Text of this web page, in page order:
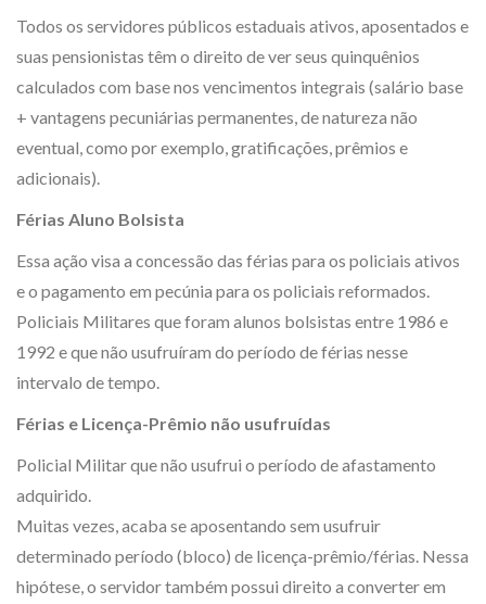
Todos os servidores públicos estaduais ativos, aposentados e
suas pensionistas têm o direito de ver seus quinquênios
calculados com base nos vencimentos integrais (salário base
+ vantagens pecuniárias permanentes, de natureza não
eventual, como por exemplo, gratificações, prêmios e
adicionais).
Férias Aluno Bolsista
Essa ação visa a concessão das férias para os policiais ativos
e o pagamento em pecúnia para os policiais reformados.
Policiais Militares que foram alunos bolsistas entre 1986 e
1992 e que não usufruíram do período de férias nesse
intervalo de tempo.
Férias e Licença-Prêmio não usufruídas
Policial Militar que não usufrui o período de afastamento
adquirido.
Muitas vezes, acaba se aposentando sem usufruir
determinado período (bloco) de licença-prêmio/férias. Nessa
hipótese, o servidor também possui direito a converter em